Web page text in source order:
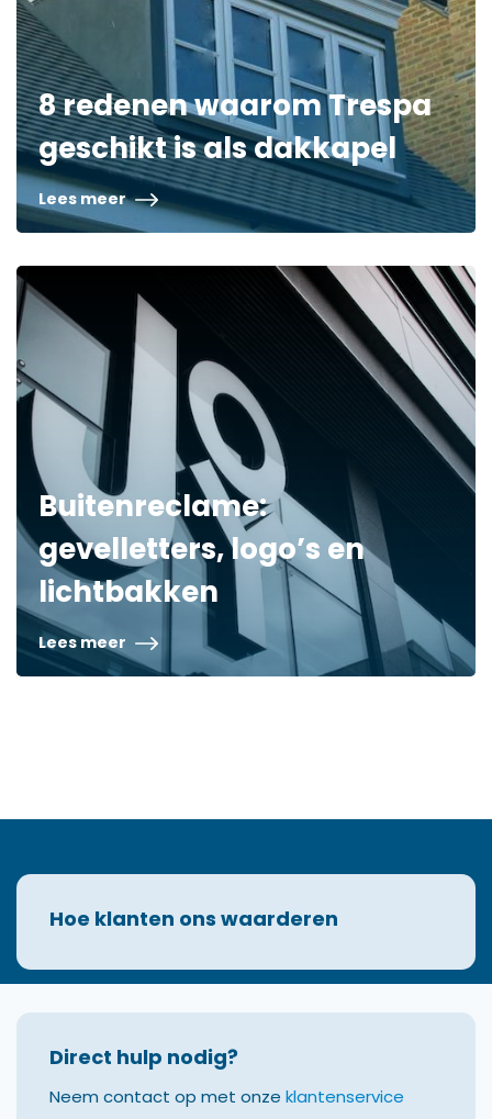
8 redenen waarom Trespa
geschikt is als dakkapel
Lees meer
Buitenreclame:
gevelletters, logo’s en
lichtbakken
Lees meer
Hoe klanten ons waarderen
Direct hulp nodig?
Neem contact op met onze klantenservice